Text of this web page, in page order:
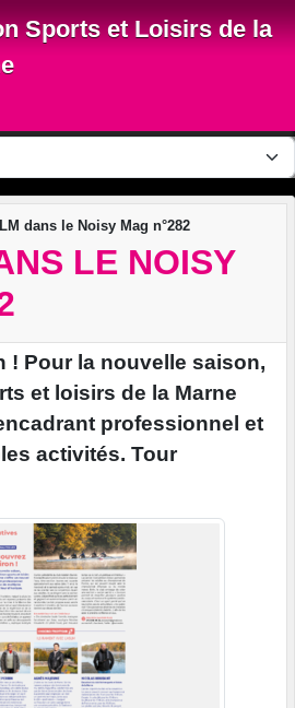
Sports et Loisirs de la
dans le Noisy Mag n°282
LE NOISY
! Pour la nouvelle saison,
et loisirs de la Marne
professionnel et
activités. Tour